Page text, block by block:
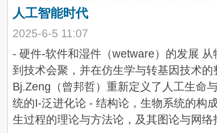
人工智能时代
2025-6-5 11:07
- 硬件-软件和湿件（wetware）的发展
到技术会聚，并在仿生学与转基因技术
Bj.Zeng（曾邦哲）重新定义了人工生命
统的I-泛进化论 - 结构论，生物系统的构
生过程的理论与方法论，及其图论与网络